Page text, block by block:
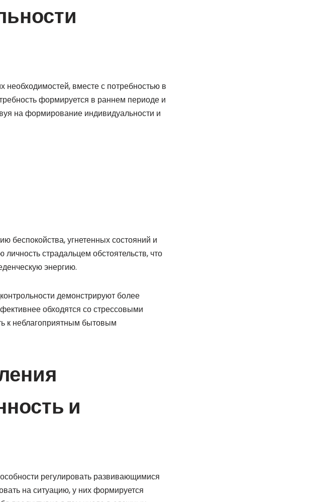
необходимостей, вместе с потребностью в
формируется в раннем периоде и
на формирование индивидуальности и
беспокойства, угнетенных состояний и
страдальцем обстоятельств, что
энергию.
демонстрируют более
обходятся со стрессовыми
к неблагоприятным бытовым
и
регулировать развивающимися
на ситуацию, у них формируется